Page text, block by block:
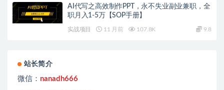
AI代写之高效制作PPT，永不失业副业兼职，全
职月入1-5万【SOP手册】
实战项目 11 月前 107.8K 9.8
站长简介
微信： nanadh666